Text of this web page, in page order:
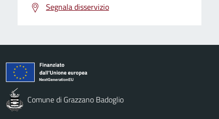
Segnala disservizio
Comune di Grazzano Badoglio